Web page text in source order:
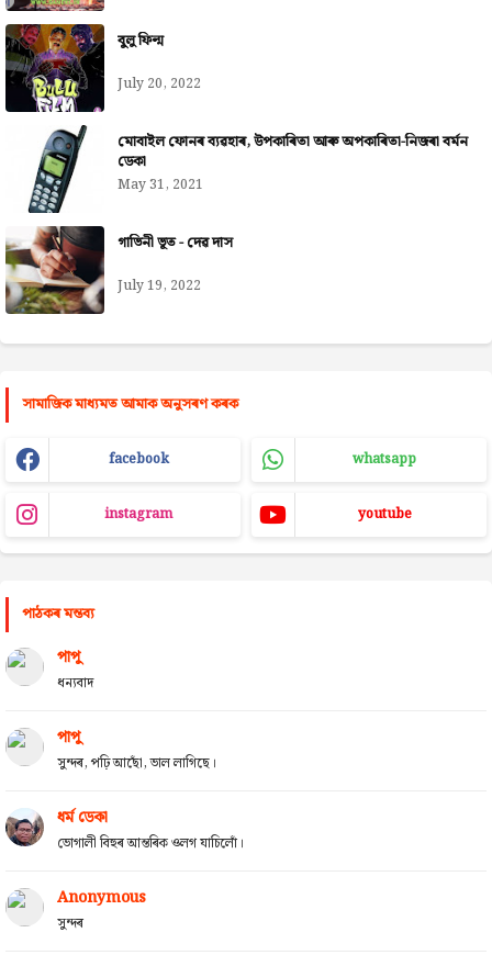
বুলু ফিল্ম
July 20, 2022
মোবাইল ফোনৰ ব্যৱহাৰ, উপকাৰিতা আৰু অপকাৰিতা-নিজৰা বৰ্মন
ডেকা
May 31, 2021
গাভিনী ভূত - দেৱ দাস
July 19, 2022
সামাজিক মাধ্যমত আমাক অনুসৰণ কৰক
facebook whatsapp
instagram youtube
পাঠকৰ মন্তব্য
পাপু
ধন্যবাদ
পাপু
সুন্দৰ, পঢ়ি আছোঁ, ভাল লাগিছে।
ধৰ্ম ডেকা
ভোগালী বিহুৰ আন্তৰিক ওলগ যাচিলোঁ।
Anonymous
সুন্দৰ